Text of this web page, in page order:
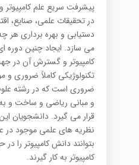
پيشرفت سريع علم كامپيوتر
در تحقيقات علمي، صنايع،
دستيابي و بهره برداري هر
مي سازد. ايجاد چنين
كامپيوتر و گسترش آن در
تكنولوژيكي كاملاً ضروري و
ضروري است كه در رشته
و مباني رياضي و ساخت و به
قرار مي گيرد. دانشجويان
نظريه هاي علمي موجود در
بتوانند دانش كامپيوتر را
كامپيوتر به كار گيرند.